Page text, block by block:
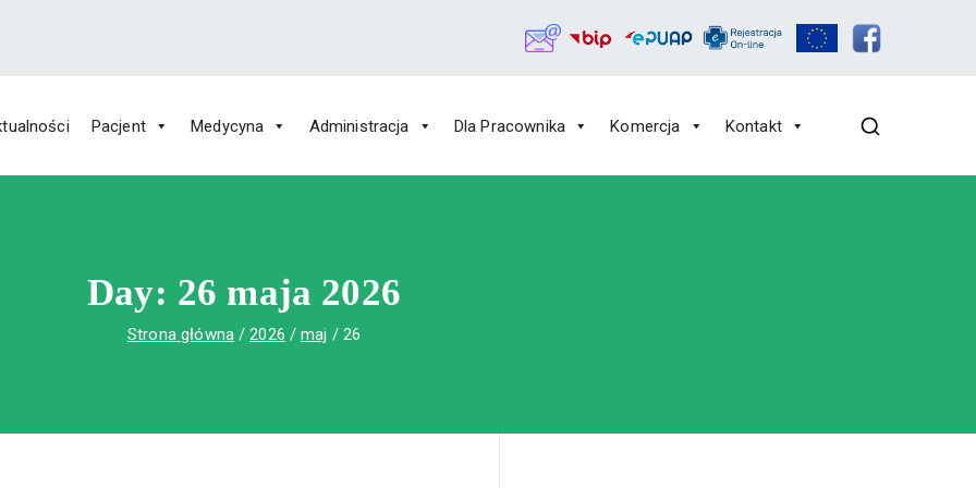
Św. Rafała w Czerwonej Górze
Rafała w Czerwonej Górze
Pacjent Medycyna Administracja Dla Pracownika Komercja Kontakt
Day: 26 maja 2026
Strona główna 2026 maj 26